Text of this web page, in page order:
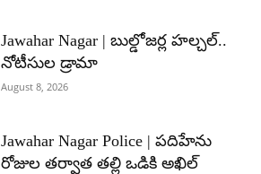
Jawahar Nagar | బుల్డోజర్ల హల్చల్..
నోటీసుల డ్రామా
August 8, 2026
Jawahar Nagar Police | పదిహేను
రోజుల తర్వాత తల్లి ఒడికి అఖిల్